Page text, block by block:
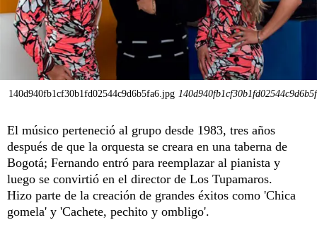
140d940fb1cf30b1fd02544c9d6b5fa6.jpg
El músico perteneció al grupo desde 1983, tres años
después de que la orquesta se creara en una taberna de
Bogotá; Fernando entró para reemplazar al pianista y
luego se convirtió en el director de Los Tupamaros.
Hizo parte de la creación de grandes éxitos como 'Chica
gomela' y 'Cachete, pechito y ombligo'.